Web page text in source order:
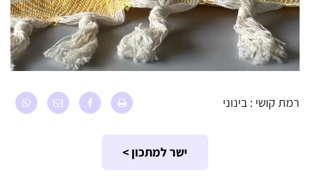
רמת קושי : בינוני
ישר למתכון >